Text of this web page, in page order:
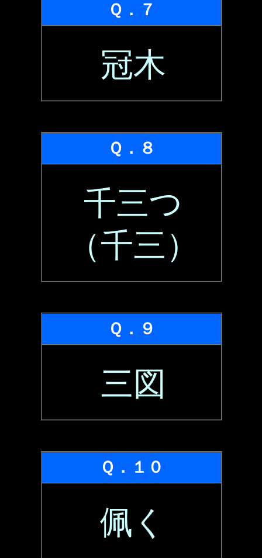
Ｑ．７
冠木
Ｑ．８
千三つ
（千三）
Ｑ．９
三図
Ｑ．１０
佩く